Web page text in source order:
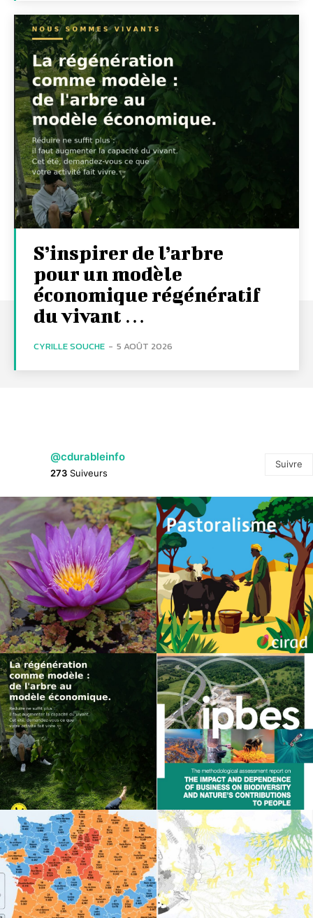
S’inspirer de l’arbre
pour un modèle
économique régénératif
du vivant …
CYRILLE SOUCHE - 5 AOÛT 2026
@cdurableinfo
273 Suiveurs
Suivre